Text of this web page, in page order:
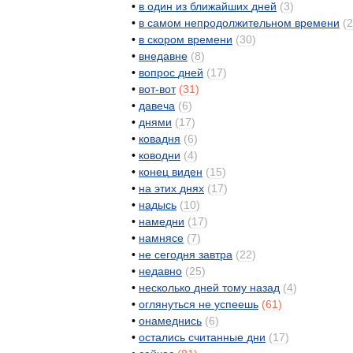
• в один из ближайших дней (3)
• в самом непродолжительном времени (
• в скором времени (30)
• внедавне (8)
• вопрос дней (17)
• вот-вот (31)
• давеча (6)
• днями (17)
• ковадня (6)
• ководни (4)
• конец виден (15)
• на этих днях (17)
• надысь (10)
• намедни (17)
• намнясе (7)
• не сегодня завтра (22)
• недавно (25)
• несколько дней тому назад (4)
• оглянуться не успеешь (61)
• онамеднись (6)
• остались считанные дни (17)